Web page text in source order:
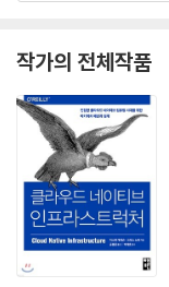
는 사람들의 불만을 충분
작가의 전체작품